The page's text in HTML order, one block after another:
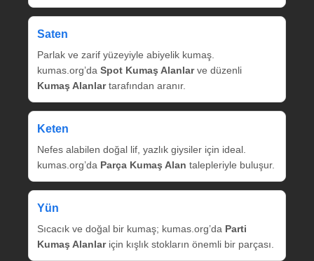
Saten
Parlak ve zarif yüzeyiyle abiyelik kumaş.
kumas.org’da Spot Kumaş Alanlarve düzenli
Kumaş Alanlartarafından aranır.
Keten
Nefes alabilen doğal lif, yazlık giysiler için ideal.
kumas.org’da Parça Kumaş Alan talepleriyle buluşur.
Yün
Sıcacık ve doğal bir kumaş; kumas.org’da Parti
Kumaş Alanlariçin kışlık stokların önemli bir parçası.